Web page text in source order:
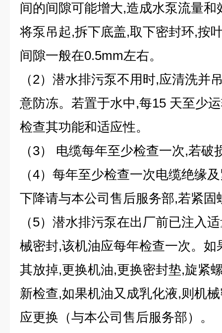
间的间隙可能增大,造成水泵流量
将泵吊起,拆下底盖,取下密封环,按
间隙一般在0.5mm左右。
（2）潜水排污泵不用时,应清洗并
意防冻。若置于水中,每15 天至少
检查其功能和适应性。
（3） 电缆每年至少检查一次,若破
（4）每年至少检查一次电缆绝缘
下降请与本公司售后服务部,若紧
（5）潜水排污泵在出厂前已注入
械密封,该机油应每年检查一次。
其放掉,更换机油,更换密封垫,旋紧
新检查,如果机油又成乳化液,则机
应更换（与本公司售后服务部）。